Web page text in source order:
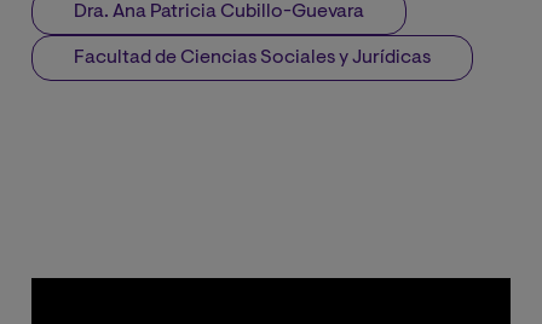
Dra. Ana Patricia Cubillo-Guevara
Facultad de Ciencias Sociales y Jurídicas